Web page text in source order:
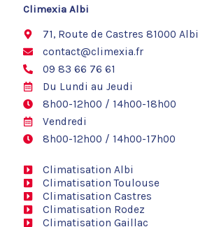
o
Climexia Albi
71, Route de Castres 81000 Albi
contact@climexia.fr
09 83 66 76 61
Du Lundi au Jeudi
8h00-12h00 / 14h00-18h00
Vendredi
8h00-12h00 / 14h00-17h00
Climatisation Albi
Climatisation Toulouse
Climatisation Castres
Climatisation Rodez
Climatisation Gaillac